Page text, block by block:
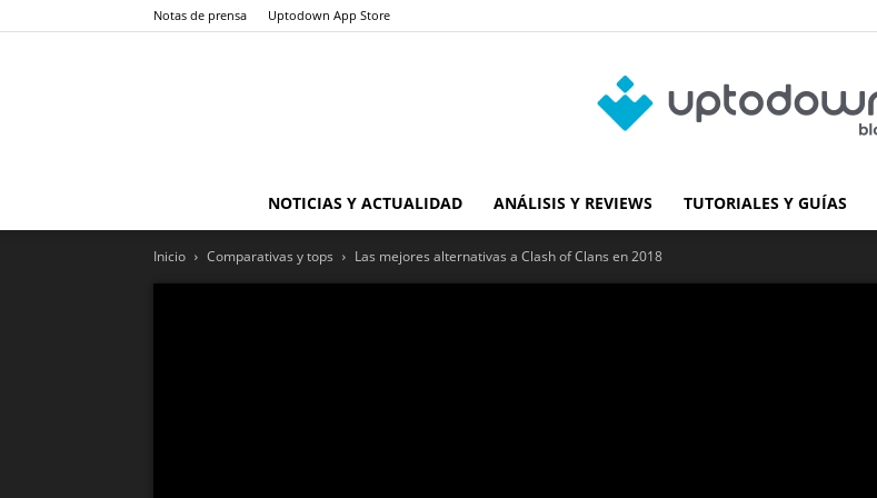
Notas de prensa Uptodown App Store
Blog
NOTICIAS Y ACTUALIDAD ANÁLISIS Y REVIEWS TUTORIALES Y GUÍAS
Inicio Comparativas y tops Las mejores alternativas a Clash of Clans en 2018